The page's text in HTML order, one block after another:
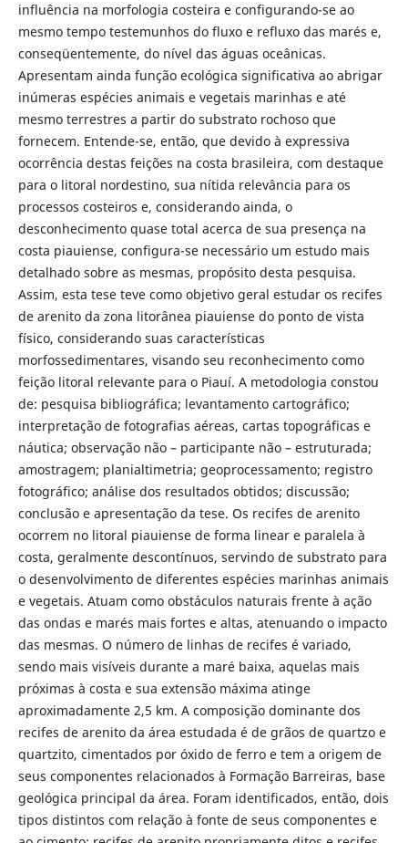
influência na morfologia costeira e configurando-se ao
mesmo tempo testemunhos do fluxo e refluxo das marés e,
conseqüentemente, do nível das águas oceânicas.
Apresentam ainda função ecológica significativa ao abrigar
inúmeras espécies animais e vegetais marinhas e até
mesmo terrestres a partir do substrato rochoso que
fornecem. Entende-se, então, que devido à expressiva
ocorrência destas feições na costa brasileira, com destaque
para o litoral nordestino, sua nítida relevância para os
processos costeiros e, considerando ainda, o
desconhecimento quase total acerca de sua presença na
costa piauiense, configura-se necessário um estudo mais
detalhado sobre as mesmas, propósito desta pesquisa.
Assim, esta tese teve como objetivo geral estudar os recifes
de arenito da zona litorânea piauiense do ponto de vista
físico, considerando suas características
morfossedimentares, visando seu reconhecimento como
feição litoral relevante para o Piauí. A metodologia constou
de: pesquisa bibliográfica; levantamento cartográfico;
interpretação de fotografias aéreas, cartas topográficas e
náutica; observação não – participante não – estruturada;
amostragem; planialtimetria; geoprocessamento; registro
fotográfico; análise dos resultados obtidos; discussão;
conclusão e apresentação da tese. Os recifes de arenito
ocorrem no litoral piauiense de forma linear e paralela à
costa, geralmente descontínuos, servindo de substrato para
o desenvolvimento de diferentes espécies marinhas animais
e vegetais. Atuam como obstáculos naturais frente à ação
das ondas e marés mais fortes e altas, atenuando o impacto
das mesmas. O número de linhas de recifes é variado,
sendo mais visíveis durante a maré baixa, aquelas mais
próximas à costa e sua extensão máxima atinge
aproximadamente 2,5 km. A composição dominante dos
recifes de arenito da área estudada é de grãos de quartzo e
quartzito, cimentados por óxido de ferro e tem a origem de
seus componentes relacionados à Formação Barreiras, base
geológica principal da área. Foram identificados, então, dois
tipos distintos com relação à fonte de seus componentes e